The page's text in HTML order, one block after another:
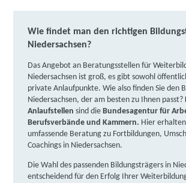
30163 HannoverPartner
weitere Informationen
DAA Deutsche Angestellten-
Nordstraße 5 B, 38350 Helmstedt
weitere Informationen
Lernstudio Barbarossa / MegaKids
GmbH | Almsstraße 32, 31134
weitere Informationen
Wie findet man den richtigen
Niedersachsen?
Das Angebot an Beratungsstellen für
Niedersachsen ist groß, es gibt sowohl
private Anlaufpunkte. Wie also finden Sie den
Niedersachsen, der am besten zu Ihnen passt?
Anlaufstellen sind dieBundesagentur für
Berufsverbände und Kammern. Hier
umfassende Beratung zu Fortbildungen,
Coachings in Niedersachsen.
Die Wahl des passenden Bildungsträgers in
entscheidend für den Erfolg Ihrer